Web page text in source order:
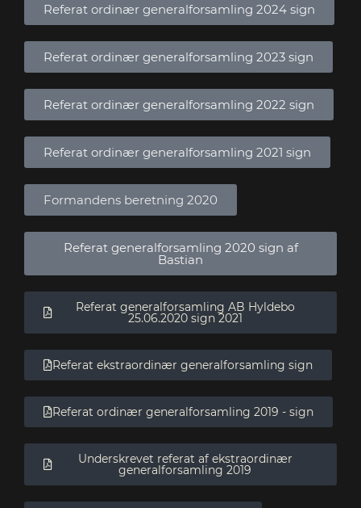
Referat ordinær generalforsamling 2024 sign
Referat ordinær generalforsamling 2023 sign
Referat ordinær generalforsamling 2022 sign
Referat ordinær generalforsamling 2021 sign
Formandens beretning 2020
Referat generalforsamling 2020 sign af
Bastian
Referat generalforsamling AB Hyldebo
25.06.2020 sign 2021
Referat ekstraordinær generalforsamling sign
Referat ordinær generalforsamling 2019 - sign
Underskrevet referat af ekstraordinær
generalforsamling 2019